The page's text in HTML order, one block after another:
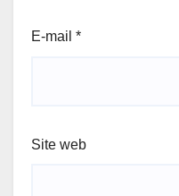
E-mail *
Site web